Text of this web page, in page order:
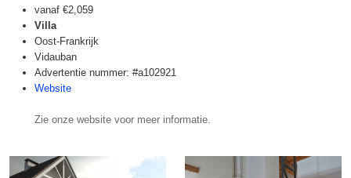
vanaf €2,059
Villa
Oost-Frankrijk
Vidauban
Advertentie nummer: #a102921
Website
Zie onze website voor meer informatie.